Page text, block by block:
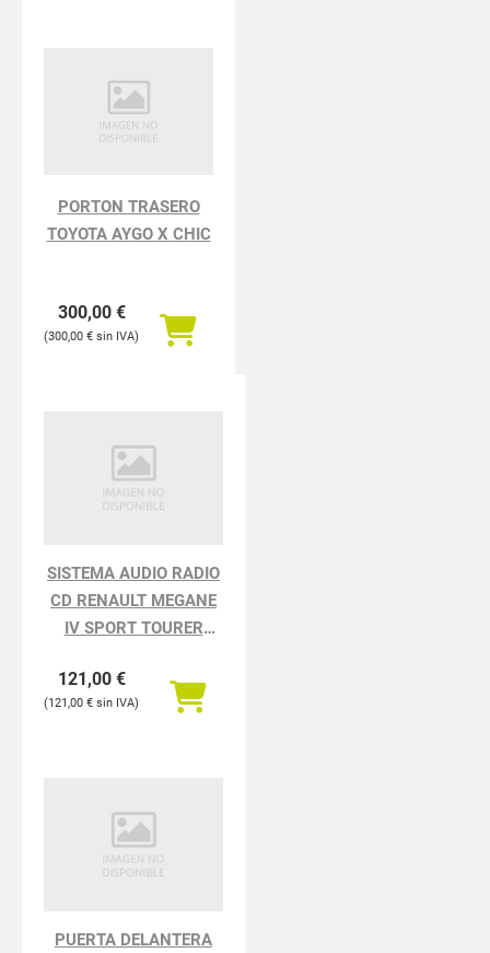
PORTON TRASERO
TOYOTA AYGO X CHIC
300,00 €
300,00 €
SISTEMA AUDIO RADIO
CD RENAULT MEGANE
IV SPORT TOURER
121,00 €
121,00 €
PUERTA DELANTERA